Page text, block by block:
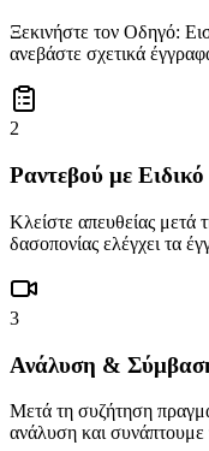
Ξεκινήστε τον Οδηγό:
ανεβάστε σχετικά
2
Ραντεβού με Ειδικό
Κλείστε απευθείας μετά
δασοπονίας ελέγχει τα
3
Ανάλυση &
Μετά τη συζήτηση
ανάλυση και συνάπτουμε